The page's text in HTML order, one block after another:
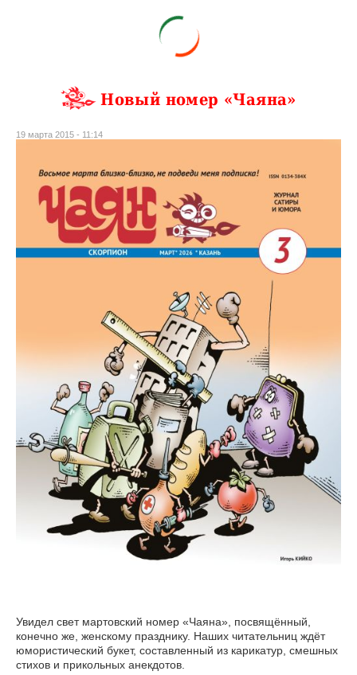
Новый номер «Чаяна»
19 марта 2015 - 11:14
Увидел свет мартовский номер «Чаяна», посвящённый,
конечно же, женскому празднику. Наших читательниц ждёт
юмористический букет, составленный из карикатур, смешных
стихов и прикольных анекдотов.